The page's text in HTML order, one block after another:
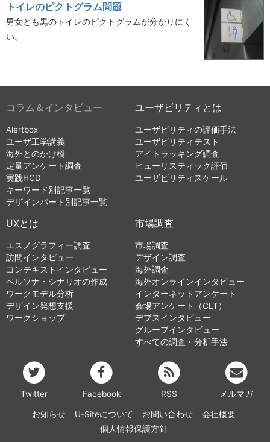
トイレのピクトグラム問題
男女とも黒のトイレのピクトグラムが分かりにく
い。
コラム＆インタビュー
Alertbox
ユーザ工学講義
海外とのかけ橋
定量アンケート調査
実践HCD
キーワード別記事一覧
デザインパート別記事一覧
ユーザビリティとは
ユーザビリティの評価手法
ユーザビリティテスト
アイトラッキング調査
ヒューリスティック評価
ユーザビリティスケール
UXとは
エスノグラフィー調査
訪問インタビュー
コンテキストインタビュー
ペルソナ・シナリオの作成
ワークモデル分析
デザイン発想支援
ワークショップ
市場調査
市場調査
デザイン調査
海外調査
海外オンラインインタビュー
インターネットアンケート
会場アンケート（CLT）
デプスインタビュー
グループインタビュー
すべての調査・分析手法
Twitter Facebook RSS メルマガ
お知らせ U-Siteについて お問い合わせ
会社概要
個人情報保護方針